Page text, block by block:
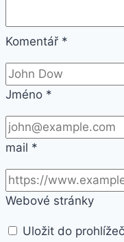
Komentář *
Jméno *
mail *
Webové stránky
Uložit do